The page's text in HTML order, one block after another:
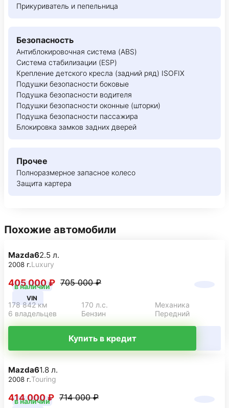
Прикуриватель и пепельница
Безопасность
Антиблокировочная система (ABS)
Система стабилизации (ESP)
Крепление детского кресла (задний ряд) ISOFIX
Подушки безопасности боковые
Подушка безопасности водителя
Подушки безопасности оконные (шторки)
Подушка безопасности пассажира
Блокировка замков задних дверей
Прочее
Полноразмерное запасное колесо
Защита картера
Похожие автомобили
в наличии
VIN
Mazda62.5 л.
2008 г.Luxury
405 000 ₽ 705 000 ₽
178 842 км 170 л.с.
Механика
6 владельцев
Бензин Передний
Купить в кредит
в наличии
Mazda61.8 л.
2008 г.Touring
414 000 ₽ 714 000 ₽